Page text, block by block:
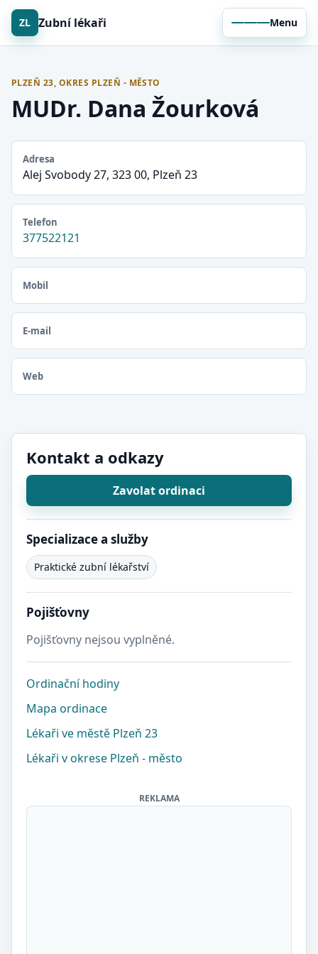
ZL Zubní lékaři Menu
PLZEŇ 23, OKRES PLZEŇ - MĚSTO
MUDr. Dana Žourková
Adresa
Alej Svobody 27, 323 00, Plzeň 23
Telefon
377522121
Mobil
E-mail
Web
Kontakt a odkazy
Zavolat ordinaci
Specializace a služby
Praktické zubní lékařství
Pojišťovny
Pojišťovny nejsou vyplněné.
Ordinační hodiny
Mapa ordinace
Lékaři ve městě Plzeň 23
Lékaři v okrese Plzeň - město
REKLAMA